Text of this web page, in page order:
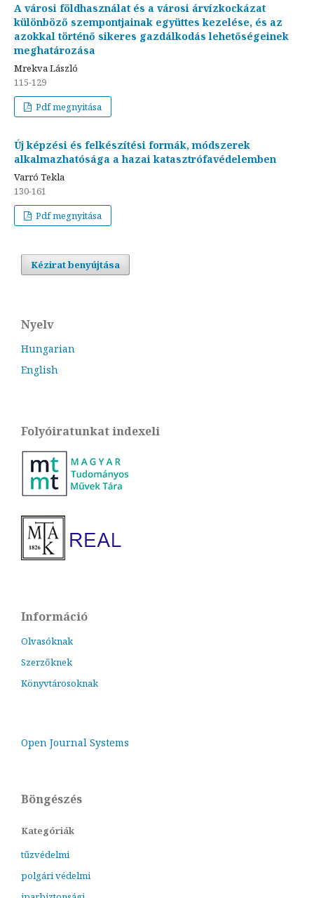
A városi földhasználat és a városi árvízkockázat
különböző szempontjainak együttes kezelése, és az
azokkal történő sikeres gazdálkodás lehetőségeinek
meghatározása
Mrekva László
115-129
Pdf megnyitása
Új képzési és felkészítési formák, módszerek
alkalmazhatósága a hazai katasztrófavédelemben
Varró Tekla
130-161
Pdf megnyitása
Kézirat benyújtása
Nyelv
Hungarian
English
Folyóiratunkat indexeli
Információ
Olvasóknak
Szerzőknek
Könyvtárosoknak
Open Journal Systems
Böngészés
Kategóriák
tűzvédelmi
polgári védelmi